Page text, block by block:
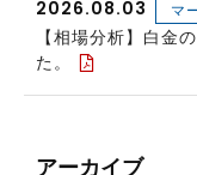
2026.08.03 マ
【相場分析】白金
た。
アーカイブ